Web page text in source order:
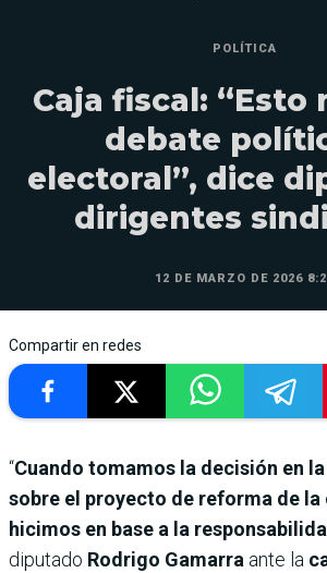
POLÍTICA
Caja fiscal: “Esto
debate
electoral”, dice
dirigentes
12 DE MARZO DE 2026
Compartir en redes
“Cuando tomamos la decisión en
sobre el proyecto de reforma de la
hicimos en base a la
diputado Rodrigo Gamarra ante la